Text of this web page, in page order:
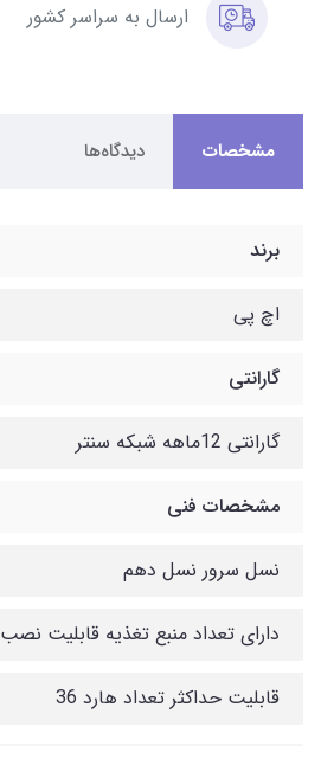
ارسال به سراسر کشور
مشخصات دیدگاه‌ها
برند
اچ پی
گارانتی
گارانتی 12ماهه شبکه سنتر
مشخصات فنی
نسل سرور نسل دهم
دارای تعداد منبع تغذیه قابلیت نصب 2 عدد منبع تغذیه
قابلیت حداکثر تعداد هارد 36